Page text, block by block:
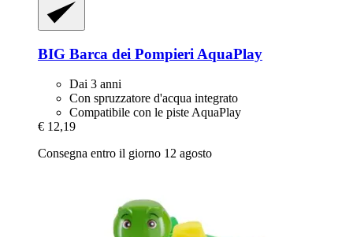
BIG Barca dei Pompieri AquaPlay
Dai 3 anni
Con spruzzatore d'acqua integrato
Compatibile con le piste AquaPlay
€ 12,19
Consegna entro il giorno 12 agosto